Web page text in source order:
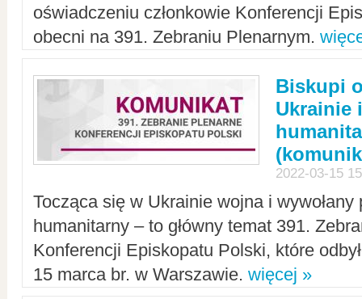
oświadczeniu członkowie Konferencji
obecni na 391. Zebraniu Plenarnym.
Biskupi
Ukrainie
2022-03-15
Tocząca się w Ukrainie wojna i
humanitarny – to główny temat 391.
Konferencji Episkopatu Polski, które
15 marca br. w Warszawie. więcej »